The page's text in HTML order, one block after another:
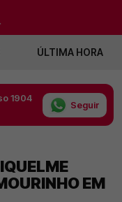
ÚLTIMA HORA
1904
Seguir
EM